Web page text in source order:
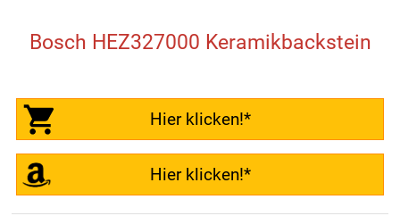
Bosch HEZ327000 Keramikbackstein
Hier klicken!*
Hier klicken!*